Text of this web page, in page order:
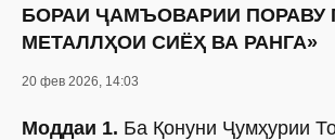
БОРАИ ҶАМЪОВАРИИ ПОРАВУ
МЕТАЛЛҲОИ СИЁҲ ВА РАНГА»
20 фев 2026, 14:03
Моддаи 1. Ба Қонуни Ҷумҳурии